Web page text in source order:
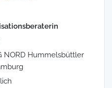
NORD Hummelsbüttler